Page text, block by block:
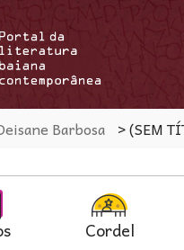
Barbosa >(SEM
Cordel